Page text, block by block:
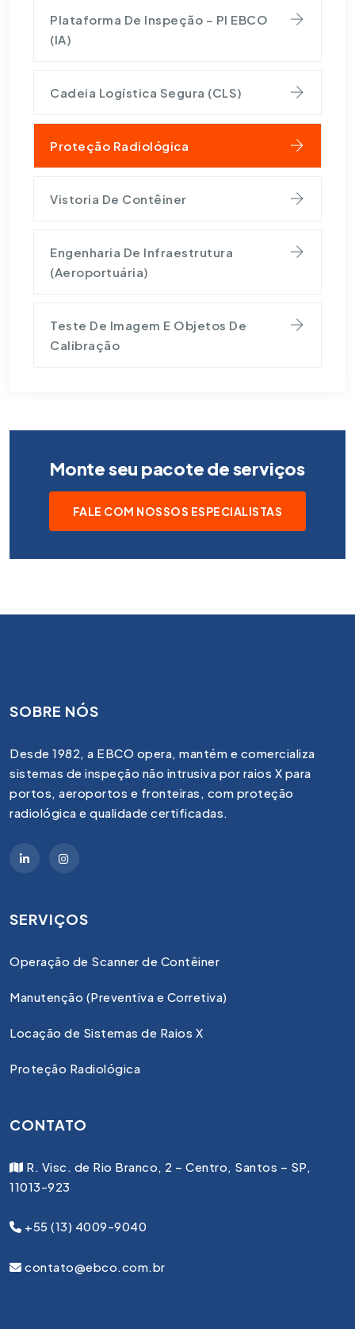
Plataforma De Inspeção – PI EBCO
(IA)
Cadeia Logística Segura (CLS)
Proteção Radiológica
Vistoria De Contêiner
Engenharia De Infraestrutura
(Aeroportuária)
Teste De Imagem E Objetos De
Calibração
Monte seu pacote de serviços
FALE COM NOSSOS ESPECIALISTAS
SOBRE NÓS
Desde 1982, a EBCO opera, mantém e comercializa
sistemas de inspeção não intrusiva por raios X para
portos, aeroportos e fronteiras, com proteção
radiológica e qualidade certificadas.
SERVIÇOS
Operação de Scanner de Contêiner
Manutenção (Preventiva e Corretiva)
Locação de Sistemas de Raios X
Proteção Radiológica
CONTATO
R. Visc. de Rio Branco, 2 – Centro, Santos – SP,
11013-923
+55 (13) 4009-9040
contato@ebco.com.br